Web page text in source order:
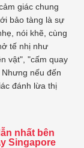
giác chung
bảo tàng là sự
nói khẽ, cùng
tế nhị như
vật", "cấm quay
nếu đến
đánh lừa thị
nhất bên
Singapore